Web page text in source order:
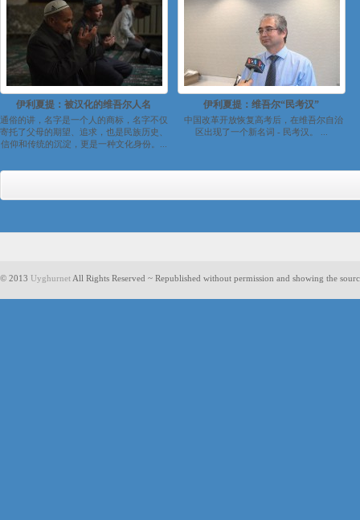
伊利夏提：被汉化的维吾尔人名
通俗的讲，名字是一个人的商标，名字不仅
寄托了父母的期望、追求，也是民族历史、
信仰和传统的沉淀，更是一种文化身份。...
伊利夏提：维吾尔“民考汉”
中国改革开放恢复高考后，在维吾尔自治
区出现了一个新名词 - 民考汉。 ...
© 2013 Uyghurnet All Rights Reserved ~ Republished without permission and showing the